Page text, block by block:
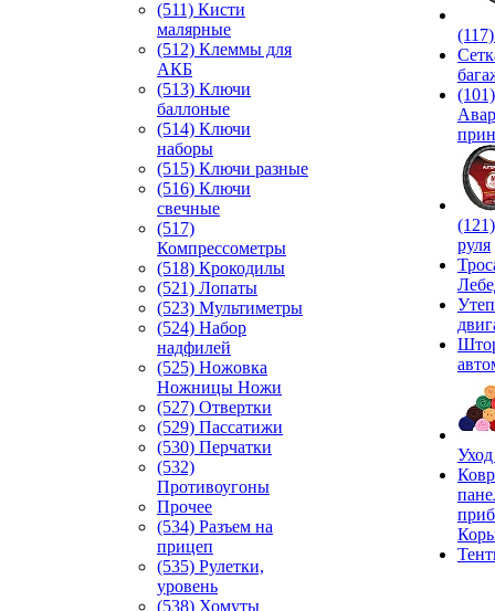
(511) Кисти
малярные
(512) Клеммы для
АКБ
(513) Ключи
баллоные
(514) Ключи
наборы
(515) Ключи разные
(516) Ключи
свечные
(517)
Компрессометры
(518) Крокодилы
(521) Лопаты
(523) Мультиметры
(524) Набор
надфилей
(525) Ножовка
Ножницы Ножи
(527) Отвертки
(529) Пассатижи
(530) Перчатки
(532)
Противоугоны
Прочее
(534) Разъем на
прицеп
(535) Рулетки,
уровень
(538) Хомуты
(101)
руля
Уход